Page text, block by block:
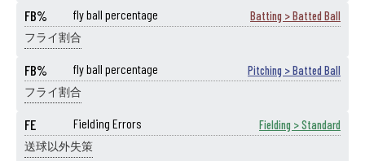
FB% fly ball percentage Batting > Batted Ball
フライ割合
FB% fly ball percentage Pitching > Batted Ball
フライ割合
FE Fielding Errors Fielding > Standard
送球以外失策